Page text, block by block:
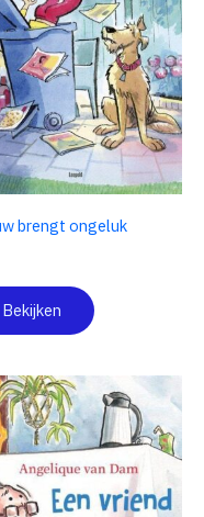
brengt ongeluk
Bekijken